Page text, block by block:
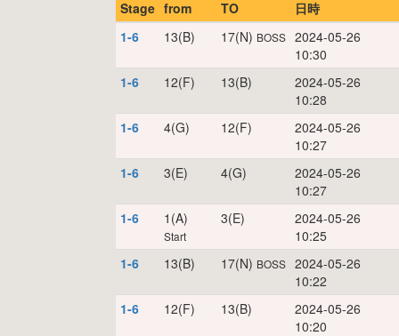
Stage from TO
日時
1-6
13(B) 17(N) BOSS 2024-05-26
10:30
1-6
12(F) 13(B)
2024-05-26
10:28
1-6
4(G) 12(F)
2024-05-26
10:27
1-6
3(E) 4(G)
2024-05-26
10:27
1-6
1(A)
Start
3(E)
2024-05-26
10:25
1-6
13(B) 17(N) BOSS 2024-05-26
10:22
1-6
12(F) 13(B)
2024-05-26
10:20